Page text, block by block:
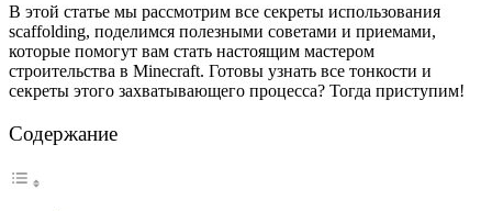
В этой статье мы рассмотрим все секреты использования
scaffolding, поделимся полезными советами и приемами,
которые помогут вам стать настоящим мастером
строительства в Minecraft. Готовы узнать все тонкости и
секреты этого захватывающего процесса? Тогда приступим!
Содержание